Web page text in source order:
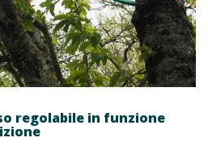
regolabile in funzione